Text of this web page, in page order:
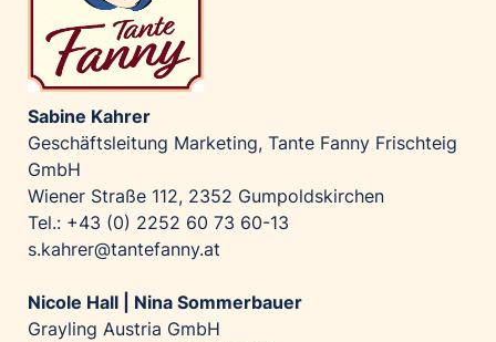
Sabine Kahrer
Geschäftsleitung Marketing, Tante Fanny Frischteig
GmbH
Wiener Straße 112, 2352 Gumpoldskirchen
Tel.: +43 (0) 2252 60 73 60-13
s.kahrer@tantefanny.at
Nicole Hall | Nina Sommerbauer
Grayling Austria GmbH